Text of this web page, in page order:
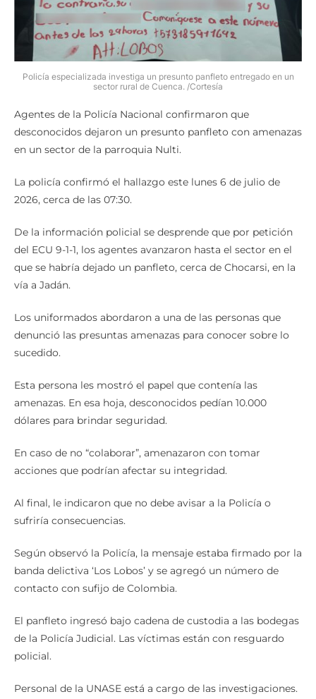
Policía especializada investiga un presunto panfleto entregado en un
sector rural de Cuenca. /Cortesía
Agentes de la Policía Nacional confirmaron que
desconocidos dejaron un presunto panfleto con amenazas
en un sector de la parroquia Nulti.
La policía confirmó el hallazgo este lunes 6 de julio de
2026, cerca de las 07:30.
De la información policial se desprende que por petición
del ECU 9-1-1, los agentes avanzaron hasta el sector en el
que se habría dejado un panfleto, cerca de Chocarsi, en la
vía a Jadán.
Los uniformados abordaron a una de las personas que
denunció las presuntas amenazas para conocer sobre lo
sucedido.
Esta persona les mostró el papel que contenía las
amenazas. En esa hoja, desconocidos pedían 10.000
dólares para brindar seguridad.
En caso de no “colaborar”, amenazaron con tomar
acciones que podrían afectar su integridad.
Al final, le indicaron que no debe avisar a la Policía o
sufriría consecuencias.
Según observó la Policía, la mensaje estaba firmado por la
banda delictiva ‘Los Lobos’ y se agregó un número de
contacto con sufijo de Colombia.
El panfleto ingresó bajo cadena de custodia a las bodegas
de la Policía Judicial. Las víctimas están con resguardo
policial.
Personal de la UNASE está a cargo de las investigaciones.